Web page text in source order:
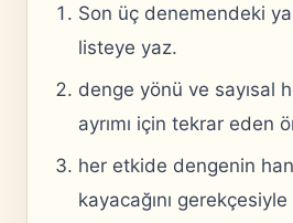
Son üç denemendeki
listeye yaz.
denge yönü ve sayısal
ayrımı için tekrar eden
her etkide dengenin
kayacağını